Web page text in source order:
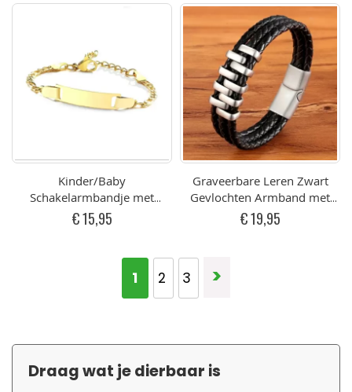
Kinder/Baby
Schakelarmbandje met
graveerplaatje voor Naam
Goudkleurig RVS 12-15cm
€ 15,95
Graveerbare Leren Zwart
Gevlochten Armband met
Zilverkleurig Staal Design
(opt. Graveren)
€ 19,95
U lees momenteel pagina
1 Pagina
2 Pagina
3 Pagina
>
Draag wat je dierbaar is